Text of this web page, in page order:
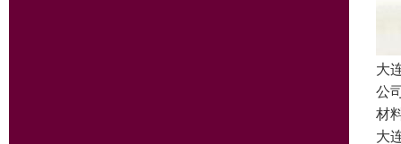
大
公
材
大